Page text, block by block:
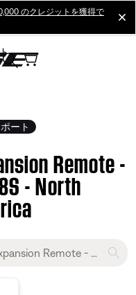
のクレジットを獲得で
ート
Remote -
- North